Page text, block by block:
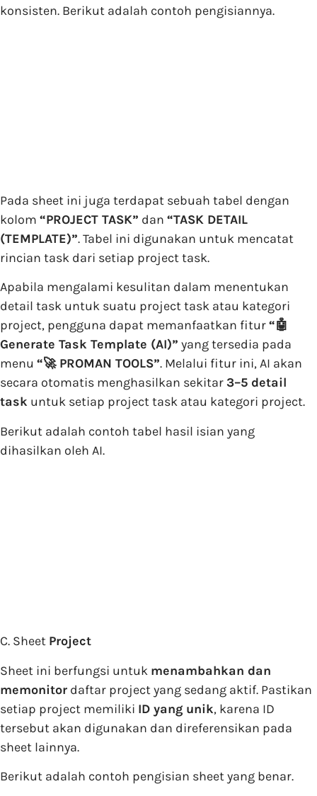
konsisten. Berikut adalah contoh pengisiannya.
Pada sheet ini juga terdapat sebuah tabel dengan
kolom “PROJECT TASK” dan “TASK DETAIL
(TEMPLATE)”. Tabel ini digunakan untuk mencatat
rincian task dari setiap project task.
Apabila mengalami kesulitan dalam menentukan
detail task untuk suatu project task atau kategori
project, pengguna dapat memanfaatkan fitur“🤖
Generate Task Template (AI)” yang tersedia pada
menu “🚀 PROMAN TOOLS”. Melalui fitur ini, AI akan
secara otomatis menghasilkan sekitar 3–5 detail
task untuk setiap project task atau kategori project.
Berikut adalah contoh tabel hasil isian yang
dihasilkan oleh AI.
C. Sheet Project
Sheet ini berfungsi untuk menambahkan dan
memonitor daftar project yang sedang aktif. Pastikan
setiap project memiliki ID yang unik, karena ID
tersebut akan digunakan dan direferensikan pada
sheet lainnya.
Berikut adalah contoh pengisian sheet yang benar.